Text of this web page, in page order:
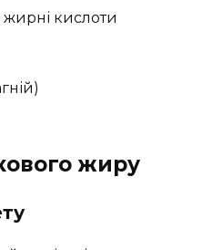
кислоти
жиру